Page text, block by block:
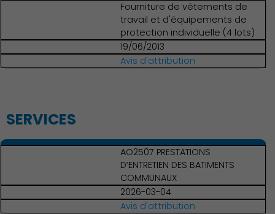
Fourniture de vêtements de
travail et d'équipements de
protection individuelle (4 lots)
19/06/2013
Avis d'attribution
SERVICES
AO2507 PRESTATIONS
D’ENTRETIEN DES BATIMENTS
COMMUNAUX
2026-03-04
Avis d'attribution